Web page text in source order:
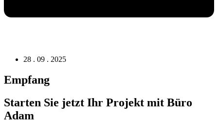
28 . 09 . 2025
Empfang
Starten Sie jetzt Ihr Projekt mit Büro
Adam